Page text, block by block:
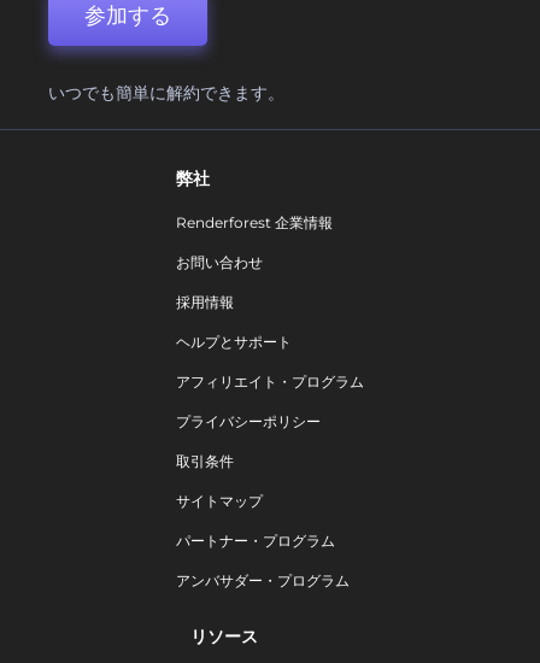
参加する
いつでも簡単に解約できます。
弊社
Renderforest 企業情報
お問い合わせ
採用情報
ヘルプとサポート
アフィリエイト・プログラム
プライバシーポリシー
取引条件
サイトマップ
パートナー・プログラム
アンバサダー・プログラム
リソース